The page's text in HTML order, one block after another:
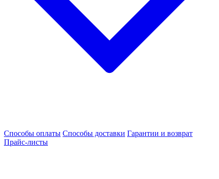
Способы оплаты Способы доставки Гарантии и возврат
Прайс-листы